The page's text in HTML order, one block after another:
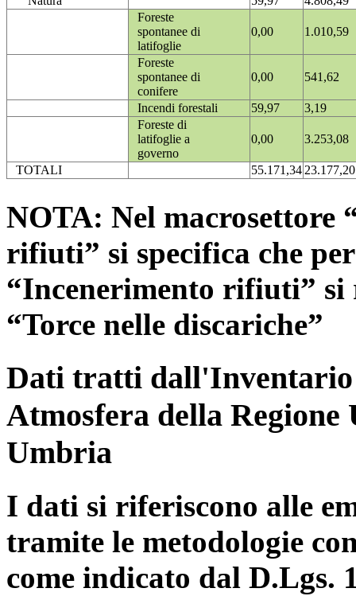
Foreste
spontanee di
latifoglie
0,00 1.010,59
Foreste
spontanee di
conifere
0,00 541,62
Incendi forestali 59,97
3,19
Foreste di
latifoglie a
governo
0,00 3.253,08
TOTALI 55.171,3423.177,20
NOTA: Nel macrosettore
rifiuti” si specifica che
“Incenerimento rifiuti”
“Torce nelle discariche”
Dati tratti dall'Inventario
Atmosfera della
Umbria
I dati si riferiscono alle
tramite le metodologie
come indicato dal D.Lgs.